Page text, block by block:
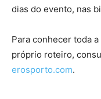
dias do evento, nas
Para conhecer toda
próprio roteiro,
erosporto.com.